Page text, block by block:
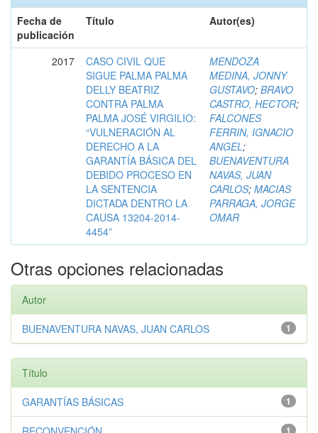
Fecha de
publicación
Título Autor(es)
2017
CASO CIVIL QUE
SIGUE PALMA PALMA
DELLY BEATRIZ
CONTRA PALMA
PALMA JOSÉ VIRGILIO:
“VULNERACIÓN AL
DERECHO A LA
GARANTÍA BÁSICA DEL
DEBIDO PROCESO EN
LA SENTENCIA
DICTADA DENTRO LA
CAUSA 13204-2014-
4454”
MENDOZA
MEDINA, JONNY
GUSTAVO; BRAVO
CASTRO, HECTOR;
FALCONES
FERRIN, IGNACIO
ANGEL;
BUENAVENTURA
NAVAS, JUAN
CARLOS; MACIAS
PARRAGA, JORGE
OMAR
Otras opciones relacionadas
Autor
1
BUENAVENTURA NAVAS, JUAN CARLOS
Título
1
GARANTÍAS BÁSICAS
1